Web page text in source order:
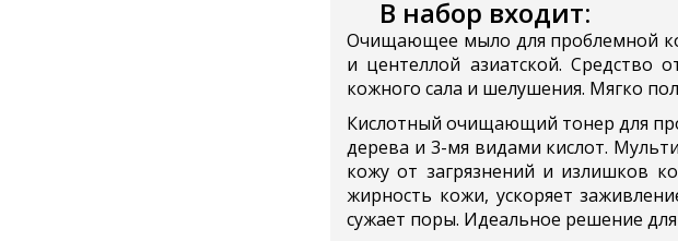
В набор входит:
Очищающее мыло для проблемной
и центеллой азиатской. Средство
кожного сала и шелушения. Мягко
Кислотный очищающий тонер для
дерева и 3-мя видами кислот.
кожу от загрязнений и излишков
жирность кожи, ускоряет
сужает поры. Идеальное решение